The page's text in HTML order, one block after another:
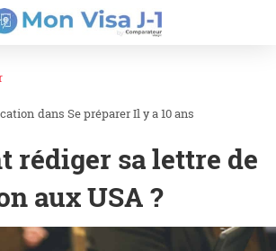
dans Se préparerIl y a 10 ans
rédiger sa lettre de
aux USA ?